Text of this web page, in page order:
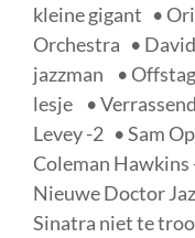
kleine gigant •
Orchestra •
jazzman •
lesje •
Levey -2 • Sam
Coleman
Nieuwe Doctor
Sinatra niet te